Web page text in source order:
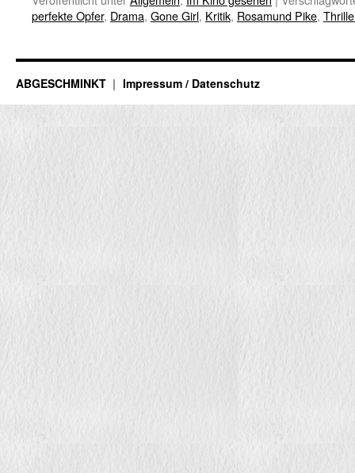
perfekte Opfer, Drama, Gone Girl, Kritik, Rosamund Pike,
ABGESCHMINKT Impressum / Datenschutz